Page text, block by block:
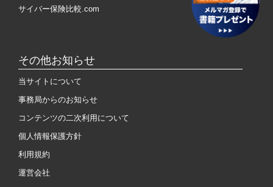
サイバー保険比較.com
その他お知らせ
当サイトについて
事務局からのお知らせ
コンテンツの二次利用について
個人情報保護方針
利用規約
運営会社